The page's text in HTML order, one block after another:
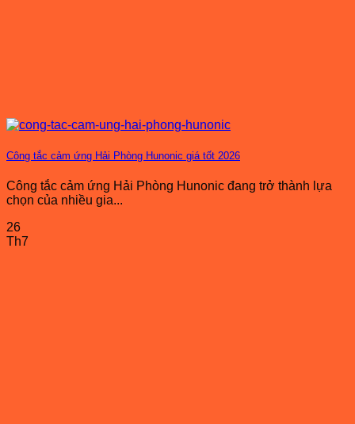
Công tắc cảm ứng Hải Phòng Hunonic giá tốt 2026
Công tắc cảm ứng Hải Phòng Hunonic đang trở thành lựa
chọn của nhiều gia...
26
Th7